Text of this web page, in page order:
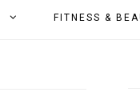
FITNESS &